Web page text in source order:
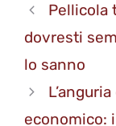
Pellicola
dovresti
lo sanno
economico: